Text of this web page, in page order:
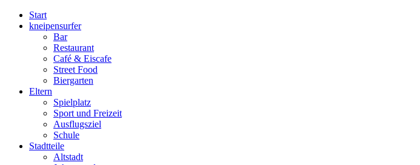
Start
kneipensurfer
Bar
Restaurant
Café & Eiscafe
Street Food
Biergarten
Eltern
Spielplatz
Sport und Freizeit
Ausflugsziel
Schule
Stadtteile
Altstadt